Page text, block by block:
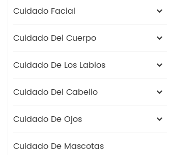
Cuidado Facial
Cuidado Del Cuerpo
Cuidado De Los Labios
Cuidado Del Cabello
Cuidado De Ojos
Cuidado De Mascotas